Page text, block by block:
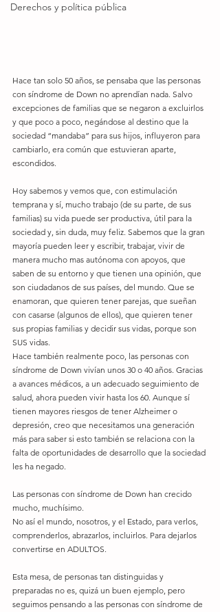
Derechos y política pública
Hace tan solo 50 años, se pensaba que las personas
con síndrome de Down no aprendían nada. Salvo
excepciones de familias que se negaron a excluirlos
y que poco a poco, negándose al destino que la
sociedad “mandaba” para sus hijos, influyeron para
cambiarlo, era común que estuvieran aparte,
escondidos.
Hoy sabemos y vemos que, con estimulación
temprana y sí, mucho trabajo (de su parte, de sus
familias) su vida puede ser productiva, útil para la
sociedad y, sin duda, muy feliz. Sabemos que la gran
mayoría pueden leer y escribir, trabajar, vivir de
manera mucho mas autónoma con apoyos, que
saben de su entorno y que tienen una opinión, que
son ciudadanos de sus países, del mundo. Que se
enamoran, que quieren tener parejas, que sueñan
con casarse (algunos de ellos), que quieren tener
sus propias familias y decidir sus vidas, porque son
SUS vidas.
Hace también realmente poco, las personas con
síndrome de Down vivían unos 30 o 40 años. Gracias
a avances médicos, a un adecuado seguimiento de
salud, ahora pueden vivir hasta los 60. Aunque sí
tienen mayores riesgos de tener Alzheimer o
depresión, creo que necesitamos una generación
más para saber si esto también se relaciona con la
falta de oportunidades de desarrollo que la sociedad
les ha negado.
Las personas con síndrome de Down han crecido
mucho, muchísimo.
No así el mundo, nosotros, y el Estado, para verlos,
comprenderlos, abrazarlos, incluirlos. Para dejarlos
convertirse en ADULTOS.
Esta mesa, de personas tan distinguidas y
preparadas no es, quizá un buen ejemplo, pero
seguimos pensando a las personas con síndrome de